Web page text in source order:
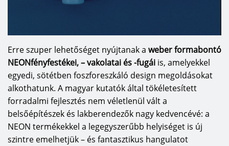
Erre szuper lehetőséget nyújtanak a weber formabontó
NEONfényfestékei, – vakolatai és -fugái is, amelyekkel
egyedi, sötétben foszforeszkáló design megoldásokat
alkothatunk. A magyar kutatók által tökéletesített
forradalmi fejlesztés nem véletlenül vált a
belsőépítészek és lakberendezők nagy kedvencévé: a
NEON termékekkel a legegyszerűbb helyiséget is új
szintre emelhetjük – és fantasztikus hangulatot